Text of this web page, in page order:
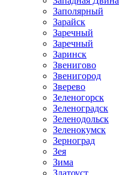
Заполярный
Зарайск
Заречный
Заречный
Заринск
Звенигово
Звенигород
Зверево
Зеленогорск
Зеленоградск
Зеленодольск
Зеленокумск
Зерноград
Зея
Зима
Златоуст